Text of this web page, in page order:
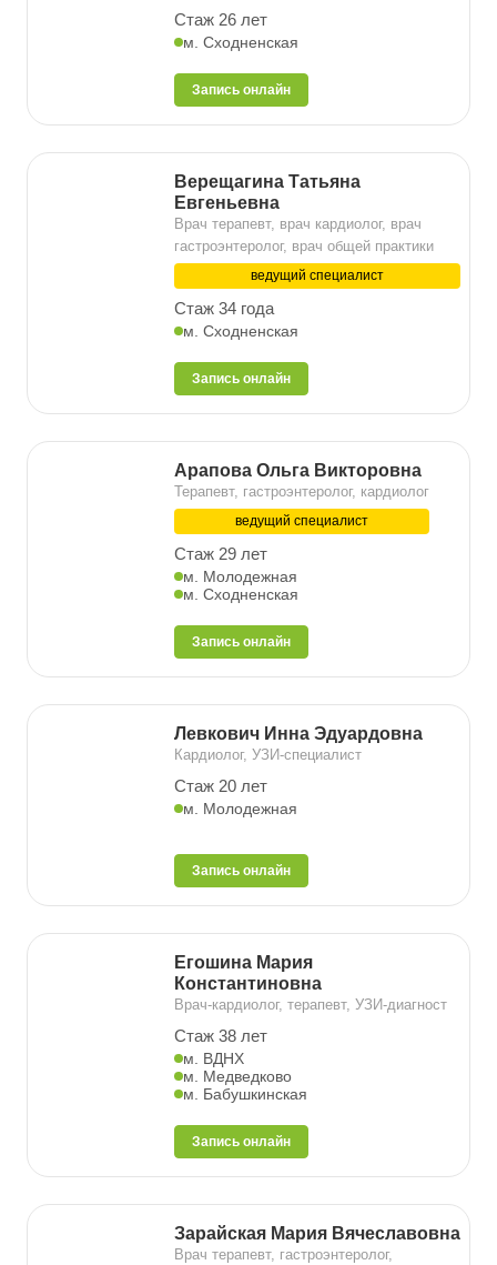
Стаж 26 лет
м. Сходненская
Запись онлайн
Верещагина Татьяна
Евгеньевна
Врач терапевт, врач кардиолог, врач
гастроэнтеролог, врач общей практики
ведущий специалист
Стаж 34 года
м. Сходненская
Запись онлайн
Арапова Ольга Викторовна
Терапевт, гастроэнтеролог, кардиолог
ведущий специалист
Стаж 29 лет
м. Молодежная
м. Сходненская
Запись онлайн
Левкович Инна Эдуардовна
Кардиолог, УЗИ-специалист
Стаж 20 лет
м. Молодежная
Запись онлайн
Егошина Мария
Константиновна
Врач-кардиолог, терапевт, УЗИ-диагност
Стаж 38 лет
м. ВДНХ
м. Медведково
м. Бабушкинская
Запись онлайн
Зарайская Мария Вячеславовна
Врач терапевт, гастроэнтеролог,